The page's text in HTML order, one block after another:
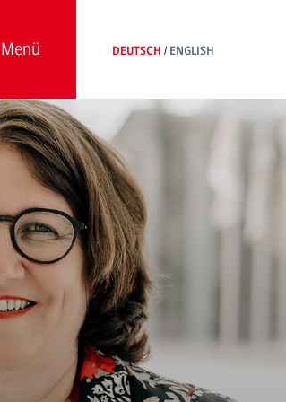
Menü DEUTSCH ENGLISH